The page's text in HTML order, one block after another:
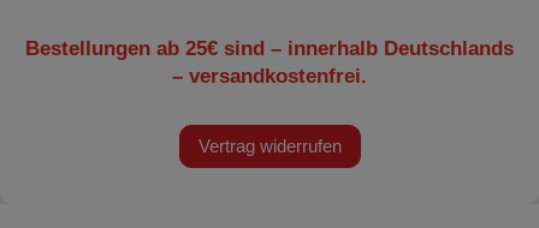
Bestellungen ab 25€ sind – innerhalb Deutschlands
– versandkostenfrei.
Vertrag widerrufen